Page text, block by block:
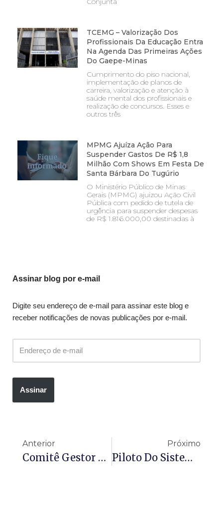
TCEMG – Valorização Dos
Profissionais Da Educação Entra
Na Agenda Das Primeiras Ações
Do Gaepe-Minas
Cumprimento do piso nacional,
implementação de planos de
carreira, valorização e atenção à
saúde mental dos profissionais e
realização de concursos. Esses e
outros três
MPMG Ajuíza Ação Para
Suspender Gastos De R$ 1,8
Milhão Com Shows Em Festa De
Santa Bárbara Do Tugúrio
O Ministério Público de Minas
Gerais (MPMG) ajuizou Ação Civil
Pública com pedido de tutela de
urgência para suspender despesas
de R$ 1.816.000,00 destinadas à
Assinar blog por e-mail
Digite seu endereço de e-mail para assinar este blog e
receber notificações de novas publicações por e-mail.
Assinar
Anterior
Comitê Gestor Do IBS E Receita Federal Divulgam Orientações Sobre A Entrada Em Vigor Da CBS E Do IBS Em 1º De Janeiro De 2026
Próximo
Piloto Do Sistema De Apuração Do IBS Consolida Avanço Decisivo Na Implementação Do IBS